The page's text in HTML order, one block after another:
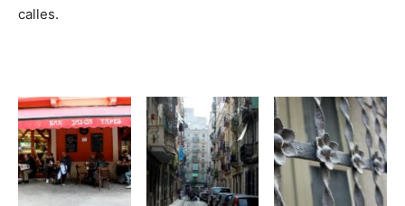
calles.